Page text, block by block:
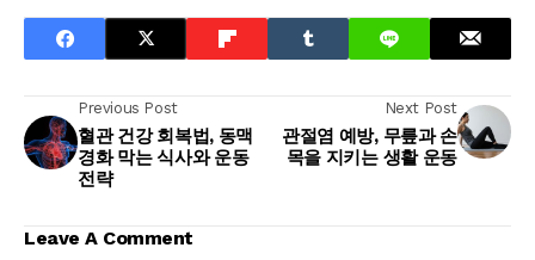
Previous Post
혈관 건강 회복법, 동맥
경화 막는 식사와 운동
전략
Next Post
관절염 예방, 무릎과 손
목을 지키는 생활 운동
Leave A Comment